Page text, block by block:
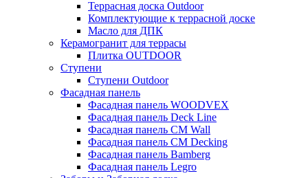
Террасная доска Outdoor
Комплектующие к террасной доске
Масло для ДПК
Керамогранит для террасы
Плитка OUTDOOR
Ступени
Ступени Outdoor
Фасадная панель
Фасадная панель WOODVEX
Фасадная панель Deck Line
Фасадная панель CM Wall
Фасадная панель CM Decking
Фасадная панель Bamberg
Фасадная панель Legro